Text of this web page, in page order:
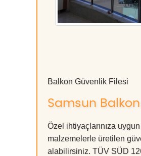
Balkon Güvenlik Filesi
Samsun
Özel ihtiyaçlarınıza
malzemelerle üretilen
alabilirsiniz. TÜV SÜD